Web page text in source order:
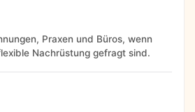
Praxen und Büros, wenn
Nachrüstung gefragt sind.